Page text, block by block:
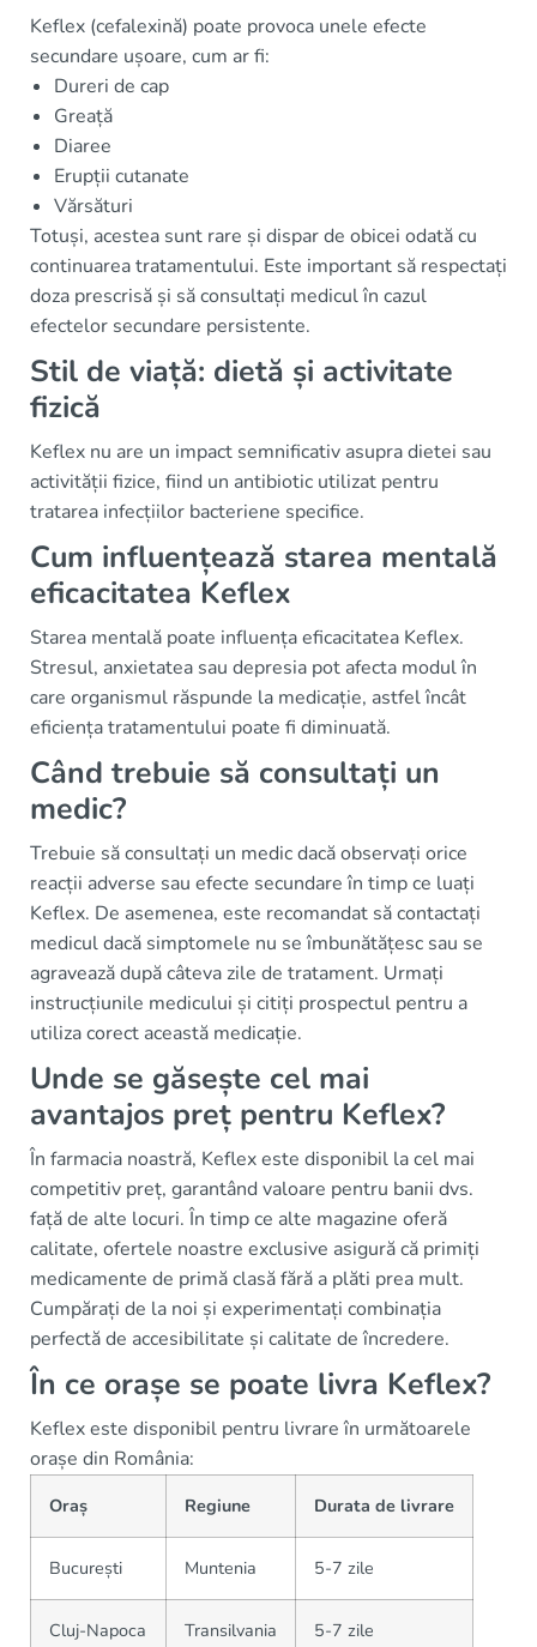
Keflex (cefalexină) poate provoca unele efecte
secundare ușoare, cum ar fi:
Dureri de cap
Greață
Diaree
Erupții cutanate
Vărsături
Totuși, acestea sunt rare și dispar de obicei odată cu
continuarea tratamentului. Este important să respectați
doza prescrisă și să consultați medicul în cazul
efectelor secundare persistente.
Stil de viață: dietă și activitate
fizică
Keflex nu are un impact semnificativ asupra dietei sau
activității fizice, fiind un antibiotic utilizat pentru
tratarea infecțiilor bacteriene specifice.
Cum influențează starea mentală
eficacitatea Keflex
Starea mentală poate influența eficacitatea Keflex.
Stresul, anxietatea sau depresia pot afecta modul în
care organismul răspunde la medicație, astfel încât
eficiența tratamentului poate fi diminuată.
Când trebuie să consultați un
medic?
Trebuie să consultați un medic dacă observați orice
reacții adverse sau efecte secundare în timp ce luați
Keflex. De asemenea, este recomandat să contactați
medicul dacă simptomele nu se îmbunătățesc sau se
agravează după câteva zile de tratament. Urmați
instrucțiunile medicului și citiți prospectul pentru a
utiliza corect această medicație.
Unde se găsește cel mai
avantajos preț pentru Keflex?
În farmacia noastră, Keflex este disponibil la cel mai
competitiv preț, garantând valoare pentru banii dvs.
față de alte locuri. În timp ce alte magazine oferă
calitate, ofertele noastre exclusive asigură că primiți
medicamente de primă clasă fără a plăti prea mult.
Cumpărați de la noi și experimentați combinația
perfectă de accesibilitate și calitate de încredere.
În ce orașe se poate livra Keflex?
Keflex este disponibil pentru livrare în următoarele
orașe din România:
Oraș Regiune Durata de livrare
București Muntenia 5-7 zile
Cluj-Napoca Transilvania 5-7 zile